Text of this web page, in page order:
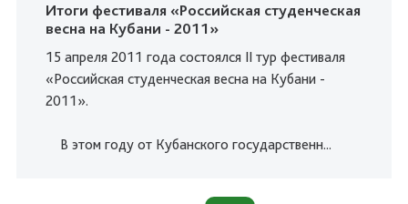
Итоги фестиваля «Российская студенческая
весна на Кубани - 2011»
15 апреля 2011 года состоялся II тур фестиваля
«Российская студенческая весна на Кубани -
2011».
В этом году от Кубанского государственн...